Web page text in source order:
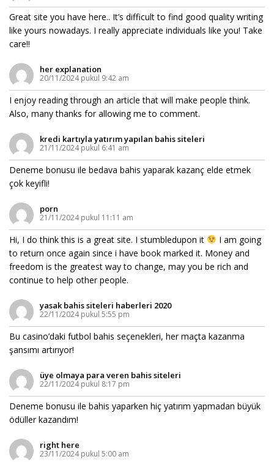
Great site you have here.. It’s difficult to find good quality writing
like yours nowadays. I really appreciate individuals like you! Take
care!!
her explanation
20/11/2024 pukul 9:42 am
I enjoy reading through an article that will make people think.
Also, many thanks for allowing me to comment.
kredi kartıyla yatırım yapılan bahis siteleri
21/11/2024 pukul 6:41 am
Deneme bonusu ile bedava bahis yaparak kazanç elde etmek
çok keyifli!
porn
21/11/2024 pukul 11:11 am
Hi, I do think this is a great site. I stumbledupon it
I am going
to return once again since i have book marked it. Money and
freedom is the greatest way to change, may you be rich and
continue to help other people.
yasak bahis siteleri haberleri 2020
22/11/2024 pukul 5:55 pm
Bu casino’daki futbol bahis seçenekleri, her maçta kazanma
şansımı artırıyor!
üye olmaya para veren bahis siteleri
22/11/2024 pukul 8:17 pm
Deneme bonusu ile bahis yaparken hiç yatırım yapmadan büyük
ödüller kazandım!
right here
23/11/2024 pukul 5:00 am